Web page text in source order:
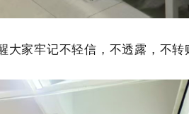
家牢记不轻信，不透露，不